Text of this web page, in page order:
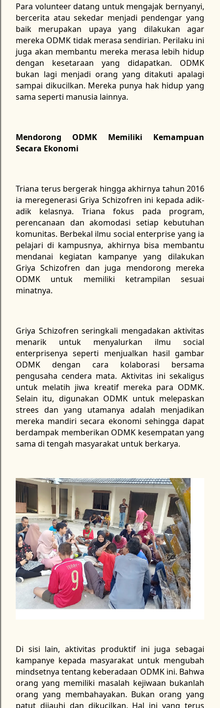
Para volunteer datang untuk mengajak bernyanyi,
bercerita atau sekedar menjadi pendengar yang
baik merupakan upaya yang dilakukan agar
mereka ODMK tidak merasa sendirian. Perilaku ini
juga akan membantu mereka merasa lebih hidup
dengan kesetaraan yang didapatkan. ODMK
bukan lagi menjadi orang yang ditakuti apalagi
sampai dikucilkan. Mereka punya hak hidup yang
sama seperti manusia lainnya.
Mendorong ODMK Memiliki Kemampuan
Secara Ekonomi
Triana terus bergerak hingga akhirnya tahun 2016
ia meregenerasi Griya Schizofren ini kepada adik-
adik kelasnya. Triana fokus pada program,
perencanaan dan akomodasi setiap kebutuhan
komunitas. Berbekal ilmu social enterprise yang ia
pelajari di kampusnya, akhirnya bisa membantu
mendanai kegiatan kampanye yang dilakukan
Griya Schizofren dan juga mendorong mereka
ODMK untuk memiliki ketrampilan sesuai
minatnya.
Griya Schizofren seringkali mengadakan aktivitas
menarik untuk menyalurkan ilmu social
enterprisenya seperti menjualkan hasil gambar
ODMK dengan cara kolaborasi bersama
pengusaha cendera mata. Aktivitas ini sekaligus
untuk melatih jiwa kreatif mereka para ODMK.
Selain itu, digunakan ODMK untuk melepaskan
strees dan yang utamanya adalah menjadikan
mereka mandiri secara ekonomi sehingga dapat
berdampak memberikan ODMK kesempatan yang
sama di tengah masyarakat untuk berkarya.
Di sisi lain, aktivitas produktif ini juga sebagai
kampanye kepada masyarakat untuk mengubah
mindsetnya tentang keberadaan ODMK ini. Bahwa
orang yang memiliki masalah kejiwaan bukanlah
orang yang membahayakan. Bukan orang yang
patut dijauhi dan dikucilkan. Hal ini yang terus